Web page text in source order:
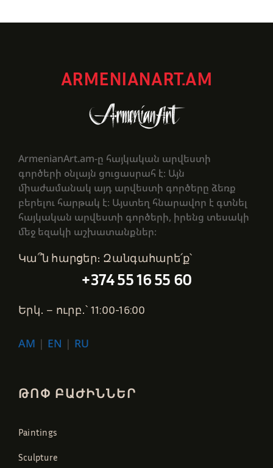
ARMENIANART.AM
ArmenianArt.am-ը հայկական արվեստի
գործերի օնլայն ցուցասրահ է։ Այն
միաժամանակ այդ արվեստի գործերը ձեռք
բերելու հարթակ է։ Այստեղ հնարավոր է գտնել
հայկական արվեստի գործերի, իրենց տեսակի
մեջ եզակի աշխատանքներ։
Կա՞ն հարցեր։ Զանգահարե՛ք՝
+374 55 16 55 60
Երկ․ – ուրբ․՝ 11:00-16:00
AM | EN | RU
ԹՈՓ ԲԱԺԻՆՆԵՐ
Paintings
Sculpture